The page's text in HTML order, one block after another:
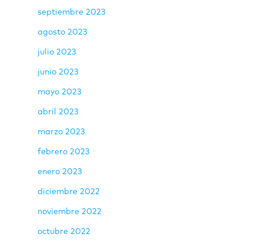
septiembre 2023
agosto 2023
julio 2023
junio 2023
mayo 2023
abril 2023
marzo 2023
febrero 2023
enero 2023
diciembre 2022
noviembre 2022
octubre 2022